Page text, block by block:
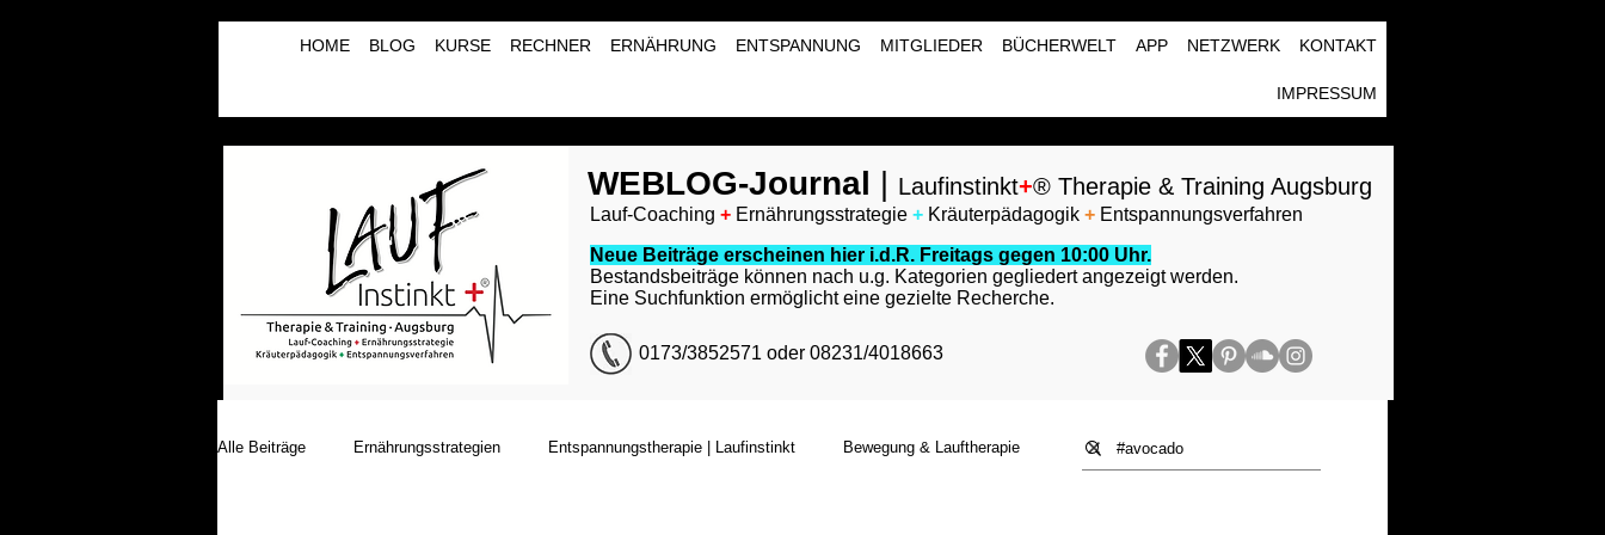
HOME BLOG KURSE RECHNER ERNÄHRUNG ENTSPANNUNG MITGLIEDER BÜCHERWELT APP NETZWERK KONTAKT
IMPRESSUM
WEBLOG-Journal Laufinstinkt+® Therapie & Training Augsburg
Lauf-Coaching + Ernährungsstrategie + Kräuterpädagogik + Entspannungsverfahren
Neue Beiträge erscheinen hier i.d.R. Freitags gegen 10:00 Uhr.
Bestandsbeiträge können nach u.g. Kategorien gegliedert angezeigt werden.
Eine Suchfunktion ermöglicht eine gezielte Recherche.
0173/3852571 oder 08231/4018663
Alle Beiträge Ernährungsstrategien Entspannungstherapie | Laufinstinkt Bewegung & Lauftherapie